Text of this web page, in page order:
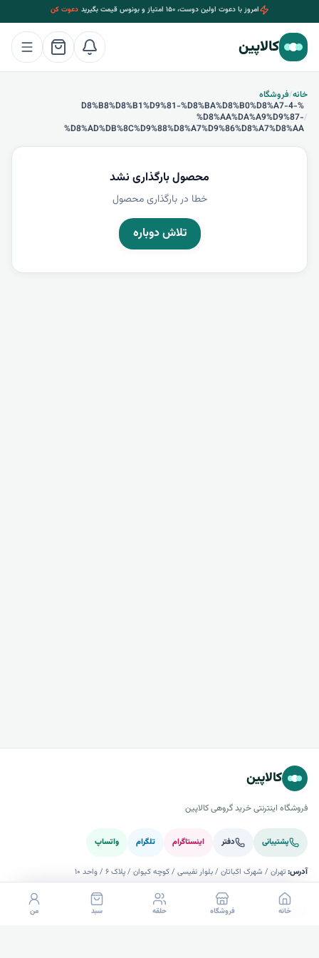
امروز با دعوت اولین دوست، ۱۵۰ امتیاز و بونوس قیمت بگیرید دعوت کن
کالاپین
خانه/فروشگاه
/
%D8%B8%D8%B1%D9%81-%D8%BA%D8%B0%D8%A7-4-
%D8%AA%DA%A9%D9%87-
%D8%AD%DB%8C%D9%88%D8%A7%D9%86%D8%A7%D8%AA
محصول بارگذاری نشد
خطا در بارگذاری محصول
تلاش دوباره
کالاپین
فروشگاه اینترنتی خرید گروهی کالاپین
پشتیبانی دفتر اینستاگرام تلگرام واتساپ
آدرس:تهران / شهرک اکباتان / بلوار نفیسی / کوچه کیوان / پلاک ۶ / واحد ۱۰
خریدخانه فروشگاه حلقه سبد من